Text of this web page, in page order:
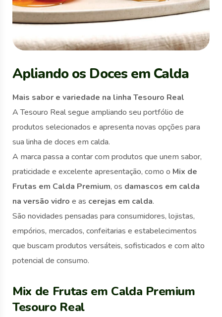
Apliando os Doces em Calda
Mais sabor e variedade na linha Tesouro Real
A Tesouro Real segue ampliando seu portfólio de
produtos selecionados e apresenta novas opções para
sua linha de doces em calda.
A marca passa a contar com produtos que unem sabor,
praticidade e excelente apresentação, como o Mix de
Frutas em Calda Premium, os damascos em calda
na versão vidro e as cerejas em calda.
São novidades pensadas para consumidores, lojistas,
empórios, mercados, confeitarias e estabelecimentos
que buscam produtos versáteis, sofisticados e com alto
potencial de consumo.
Mix de Frutas em Calda Premium
Tesouro Real